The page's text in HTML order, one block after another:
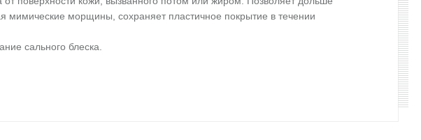
мимические морщины, сохраняет пластичное покрытие в течении
сального блеска.